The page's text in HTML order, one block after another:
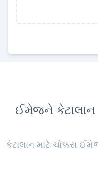
ઈમેજને
કેટાલાન માટે ચોક્કસ